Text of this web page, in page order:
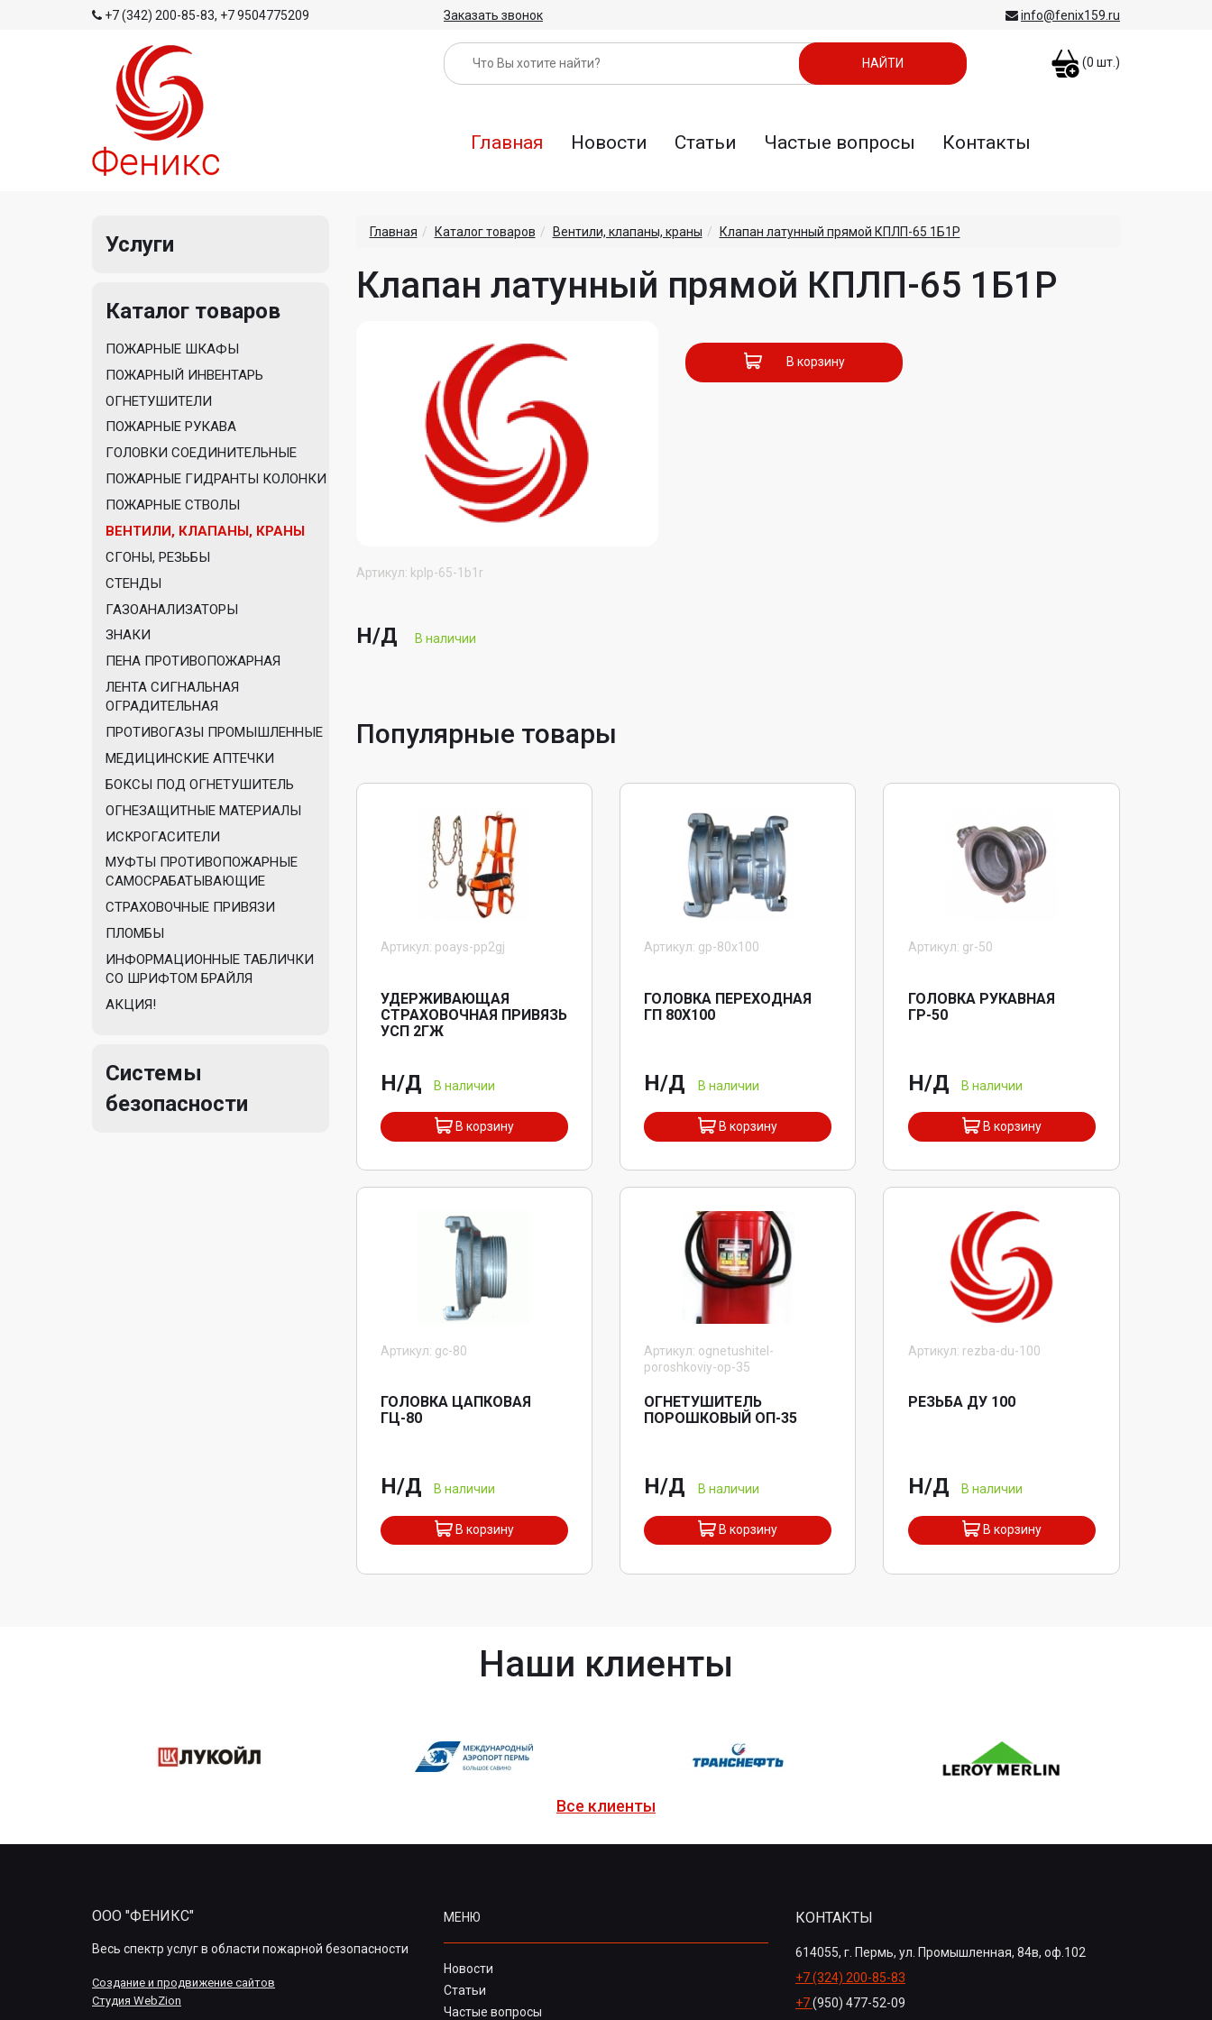
+7 (342) 200-85-83, +7 9504775209 Заказать звонок info@fenix159.ru
(0 шт.)
Главная Новости Статьи Частые вопросы Контакты
Услуги
Каталог товаров
ПОЖАРНЫЕ ШКАФЫ
ПОЖАРНЫЙ ИНВЕНТАРЬ
ОГНЕТУШИТЕЛИ
ПОЖАРНЫЕ РУКАВА
ГОЛОВКИ СОЕДИНИТЕЛЬНЫЕ
ПОЖАРНЫЕ ГИДРАНТЫ КОЛОНКИ
ПОЖАРНЫЕ СТВОЛЫ
ВЕНТИЛИ, КЛАПАНЫ, КРАНЫ
СГОНЫ, РЕЗЬБЫ
СТЕНДЫ
ГАЗОАНАЛИЗАТОРЫ
ЗНАКИ
ПЕНА ПРОТИВОПОЖАРНАЯ
ЛЕНТА СИГНАЛЬНАЯ
ОГРАДИТЕЛЬНАЯ
ПРОТИВОГАЗЫ ПРОМЫШЛЕННЫЕ
МЕДИЦИНСКИЕ АПТЕЧКИ
БОКСЫ ПОД ОГНЕТУШИТЕЛЬ
ОГНЕЗАЩИТНЫЕ МАТЕРИАЛЫ
ИСКРОГАСИТЕЛИ
МУФТЫ ПРОТИВОПОЖАРНЫЕ
САМОСРАБАТЫВАЮЩИЕ
СТРАХОВОЧНЫЕ ПРИВЯЗИ
ПЛОМБЫ
ИНФОРМАЦИОННЫЕ ТАБЛИЧКИ
СО ШРИФТОМ БРАЙЛЯ
АКЦИЯ!
Системы
безопасности
Главная Каталог товаров Вентили, клапаны, краны Клапан латунный прямой КПЛП-65 1Б1Р
Клапан латунный прямой КПЛП-65 1Б1Р
Артикул: kplp-65-1b1r
Н/Д В наличии
В корзину
Популярные товары
Артикул: poays-pp2gj
УДЕРЖИВАЮЩАЯ
СТРАХОВОЧНАЯ ПРИВЯЗЬ
УСП 2ГЖ
Н/Д В наличии
В корзину
Артикул: gp-80x100
ГОЛОВКА ПЕРЕХОДНАЯ
ГП 80X100
Н/Д В наличии
В корзину
Артикул: gr-50
ГОЛОВКА РУКАВНАЯ
ГР-50
Н/Д В наличии
В корзину
Артикул: gc-80
ГОЛОВКА ЦАПКОВАЯ
ГЦ-80
Н/Д В наличии
В корзину
Артикул: ognetushitel-
poroshkoviy-op-35
ОГНЕТУШИТЕЛЬ
ПОРОШКОВЫЙ ОП-35
Н/Д В наличии
В корзину
Артикул: rezba-du-100
РЕЗЬБА ДУ 100
Н/Д В наличии
В корзину
Наши клиенты
Все клиенты
ООО "ФЕНИКС"
Весь спектр услуг в области пожарной безопасности
Создание и продвижение сайтов
Студия WebZion
МЕНЮ
Новости
Статьи
Частые вопросы
КОНТАКТЫ
614055, г. Пермь, ул. Промышленная, 84в, оф.102
+7 (324) 200-85-83
+7(950) 477-52-09